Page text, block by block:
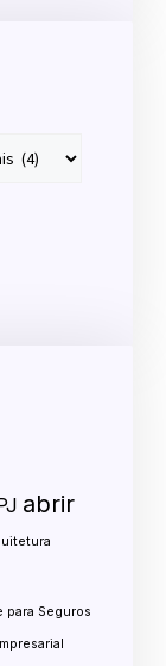
abrir
para Seguros